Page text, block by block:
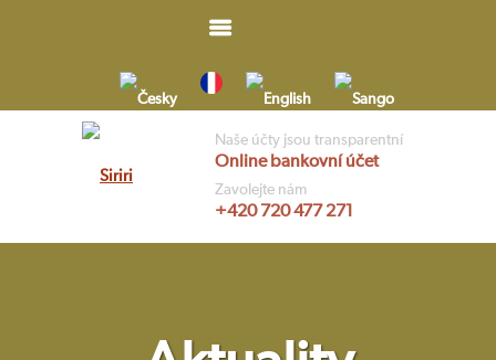
Vyhledávání
Naše účty jsou transparentní
Online bankovní účet
Zavolejte nám
+420 720 477 271